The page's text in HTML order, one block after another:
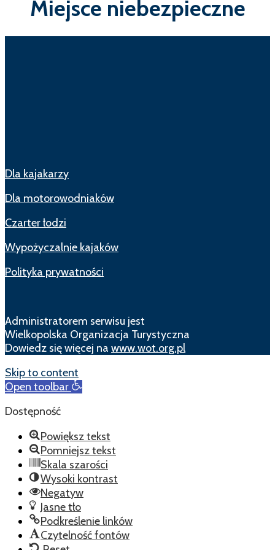
Miejsce niebezpieczne
Dla kajakarzy
Dla motorowodniaków
Czarter łodzi
Wypożyczalnie kajaków
Polityka prywatności
Administratorem serwisu jest
Wielkopolska Organizacja Turystyczna
Dowiedz się więcej na www.wot.org.pl
Skip to content
Open toolbar
Dostępność
Powiększ tekst
Pomniejsz tekst
Skala szarości
Wysoki kontrast
Negatyw
Jasne tło
Podkreślenie linków
Czytelność fontów